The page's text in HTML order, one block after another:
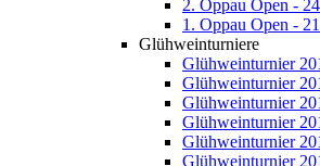
2. Oppau Open -
1. Oppau Open -
Glühweinturniere
Glühweinturnier
Glühweinturnier
Glühweinturnier
Glühweinturnier
Glühweinturnier
Glühweinturnier